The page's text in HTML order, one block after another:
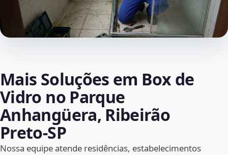
Mais Soluções em Box de
Vidro no Parque
Anhangüera, Ribeirão
Preto‑SP
Nossa equipe atende residências, estabelecimentos